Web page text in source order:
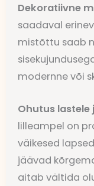
Dekoratiivne
saadaval
mistõttu saab
modernne või
Ohutus
lilleampel on
väikesed
jäävad
aitab vältida